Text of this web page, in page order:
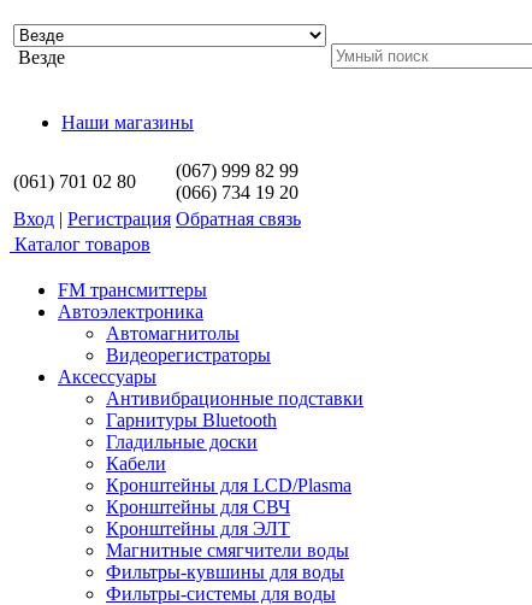
Везде
Наши магазины
(061) 701 02 80
(067) 999 82 99
(066) 734 19 20
Вход | Регистрация Обратная связь
Каталог товаров
FM трансмиттеры
Автоэлектроника
Автомагнитолы
Видеорегистраторы
Аксессуары
Антивибрационные подставки
Гарнитуры Bluetooth
Гладильные доски
Кабели
Кронштейны для LCD/Plasma
Кронштейны для СВЧ
Кронштейны для ЭЛТ
Магнитные смягчители воды
Фильтры-кувшины для воды
Фильтры-системы для воды